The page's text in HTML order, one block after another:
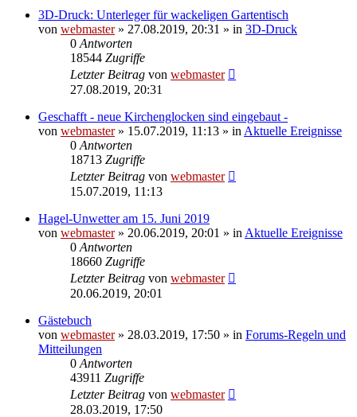
3D-Druck: Unterleger für wackeligen Gartentisch
von webmaster» 27.08.2019, 20:31 » in 3D-Druck
0 Antworten
18544 Zugriffe
Letzter Beitrag von webmaster
27.08.2019, 20:31
Geschafft - neue Kirchenglocken sind eingebaut -
von webmaster» 15.07.2019, 11:13 » in Aktuelle Ereignisse
0 Antworten
18713 Zugriffe
Letzter Beitrag von webmaster
15.07.2019, 11:13
Hagel-Unwetter am 15. Juni 2019
von webmaster» 20.06.2019, 20:01 » in Aktuelle Ereignisse
0 Antworten
18660 Zugriffe
Letzter Beitrag von webmaster
20.06.2019, 20:01
Gästebuch
von webmaster» 28.03.2019, 17:50 » in Forums-Regeln und
Mitteilungen
0 Antworten
43911 Zugriffe
Letzter Beitrag von webmaster
28.03.2019, 17:50